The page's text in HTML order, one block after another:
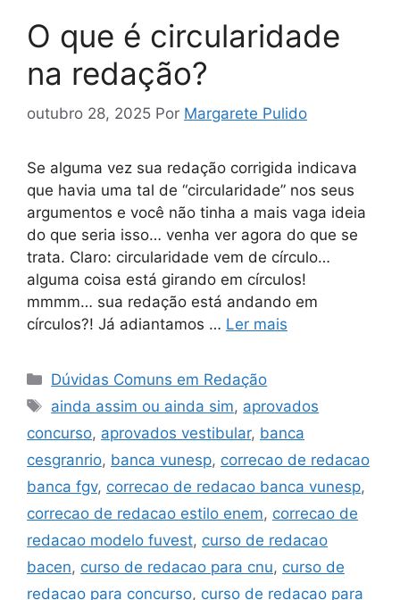
O que é circularidade
na redação?
outubro 28, 2025 Por Margarete Pulido
Se alguma vez sua redação corrigida indicava
que havia uma tal de “circularidade” nos seus
argumentos e você não tinha a mais vaga ideia
do que seria isso… venha ver agora do que se
trata. Claro: circularidade vem de círculo…
alguma coisa está girando em círculos!
mmmm… sua redação está andando em
círculos?! Já adiantamos … Ler mais
Categorias
Dúvidas Comuns em Redação
Tags
ainda assim ou ainda sim, aprovados
concurso, aprovados vestibular, banca
cesgranrio, banca vunesp, correcao de redacao
banca fgv, correcao de redacao banca vunesp,
correcao de redacao estilo enem, correcao de
redacao modelo fuvest, curso de redacao
bacen, curso de redacao para cnu, curso de
redacao para concurso, curso de redacao para